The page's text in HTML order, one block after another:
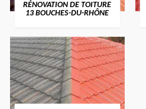
RÉNOVATION DE TOITURE
13 BOUCHES-DU-RHÔNE